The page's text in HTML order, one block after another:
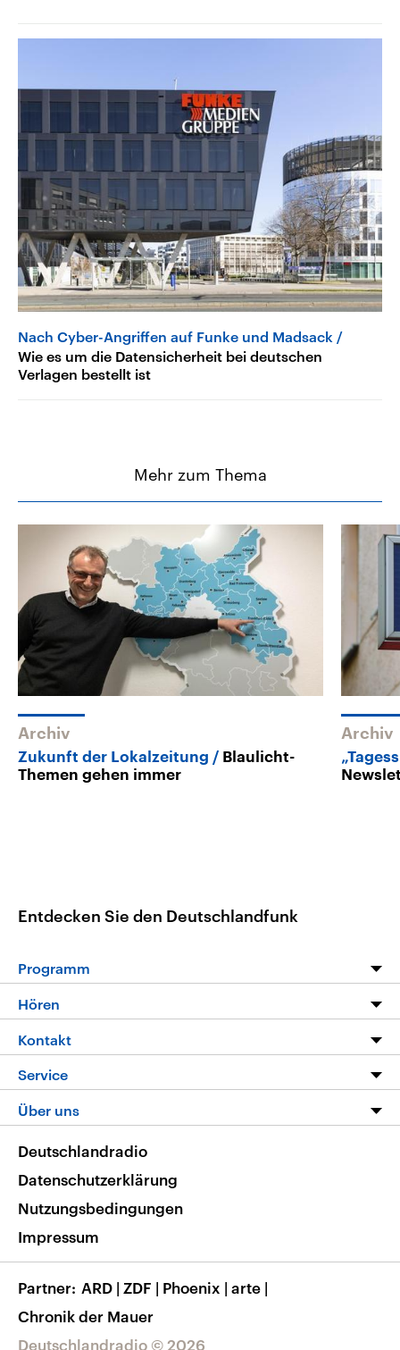
Nach Cyber-Angriffen auf Funke und Madsack
Wie es um die Datensicherheit bei deutschen
Verlagen bestellt ist
Mehr zum Thema
Archiv
Zukunft der Lokalzeitung
Blaulicht-
Themen gehen immer
Archiv
Entdecken Sie den Deutschlandfunk
Programm
Die Nachrichten
Nachrichtenleicht
Neue Beiträge auf dlf.de
Hören
Livestream
Podcasts
Deutschlandfunk App
Nachrichten App
Frequenzen
Kontakt
Hörerservice
Service
FAQ
Veranstaltungen
Musikliste
RSS
Über uns
Barrierefreiheit
Deutschlandradio © 2026
Deutschlandradio
Datenschutzerklärung
Nutzungsbedingungen
Impressum
Partner ARD | ZDF | Phoenix | arte |
Chronik der Mauer